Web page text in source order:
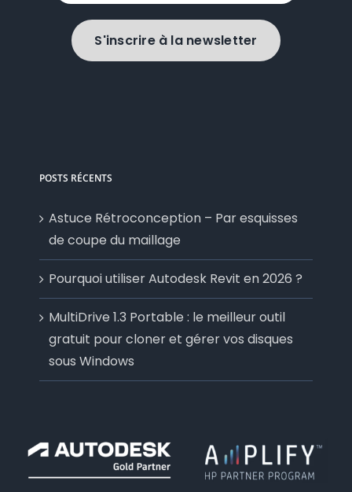
S'inscrire à la newsletter
POSTS RÉCENTS
Astuce Rétroconception – Par esquisses
de coupe du maillage
Pourquoi utiliser Autodesk Revit en 2026 ?
MultiDrive 1.3 Portable : le meilleur outil
gratuit pour cloner et gérer vos disques
sous Windows